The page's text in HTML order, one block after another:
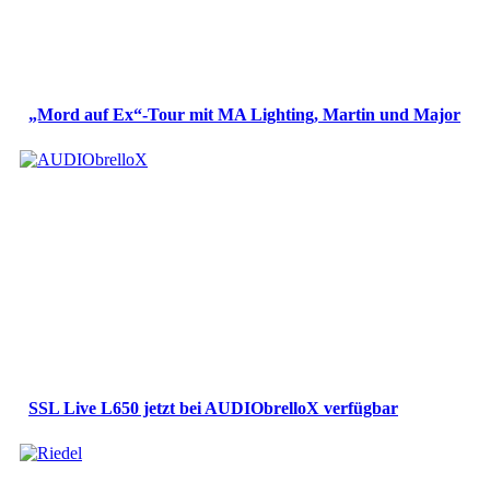
„Mord auf Ex“-Tour mit MA Lighting, Martin und Major
SSL Live L650 jetzt bei AUDIObrelloX verfügbar